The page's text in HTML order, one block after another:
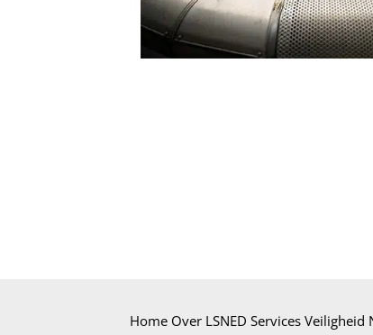
Home Over LSNED Services Veiligheid